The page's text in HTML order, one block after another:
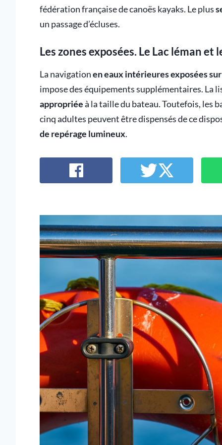
fédération française de canoës kayaks. Le plus
un passage d’écluses.
Les zones exposées. Le Lac léman et
La navigationen eaux intérieures exposées
impose des équipements supplémentaires. La
appropriéeà la taille du bateau. Toutefois, les
cinq adultes peuvent être dispensés de ce
de repérage lumineux.